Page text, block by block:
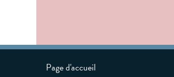
Page d'accueil